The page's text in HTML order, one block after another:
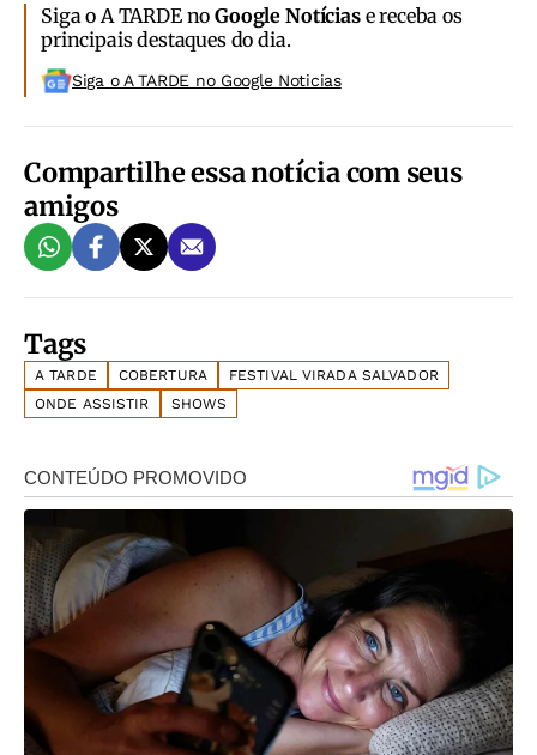
Siga o A TARDE noGoogle Notíciase receba os
principais destaques do dia.
Siga o A TARDE no Google Noticias
Compartilhe essa notícia com seus
amigos
Tags
A TARDE COBERTURA
FESTIVAL VIRADA SALVADOR
ONDE ASSISTIR
SHOWS